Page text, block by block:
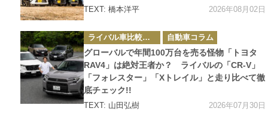
TEXT: 橋本洋平 2026年08月02日
カ
テ
ゴ
リ
ー
ライバル車比較テスト 自動車コラム
グローバルで年間100万台を売る怪物「トヨタ
RAV4」は絶対王者か？ ライバルの「CR-V」
「フォレスター」「Xトレイル」と走り比べて徹
底チェック!!
TEXT: 山田弘樹 2026年07月30日